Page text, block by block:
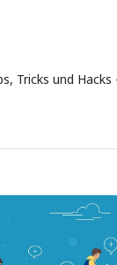
Tricks und